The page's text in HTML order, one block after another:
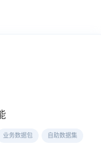
业务数据包 自助数据集